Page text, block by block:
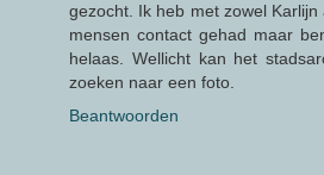
gezocht. Ik heb met zowel
mensen contact gehad maar
helaas. Wellicht kan het
zoeken naar een foto.
Beantwoorden